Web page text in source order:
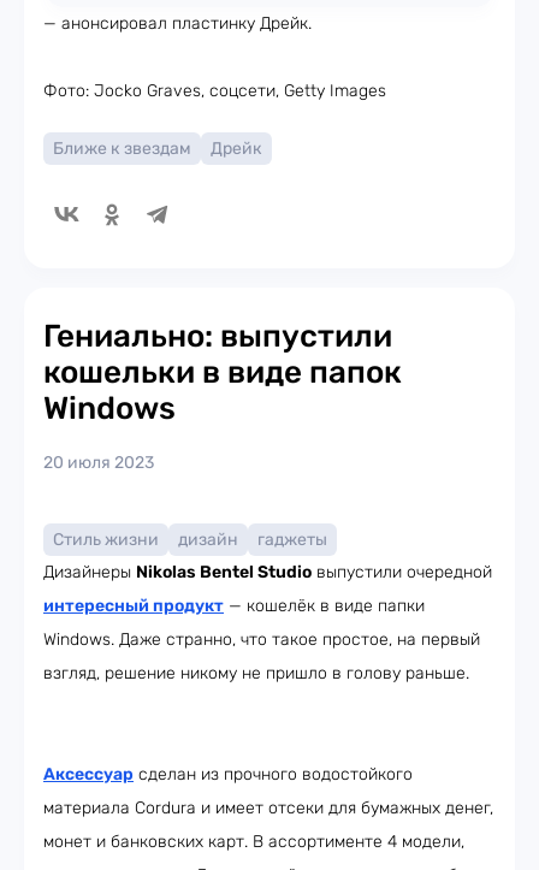
— анонсировал пластинку Дрейк.
Фото: Jocko Graves, соцсети, Getty Images
Ближе к звездам Дрейк
Гениально: выпустили
кошельки в виде папок
Windows
20 июля 2023
Стиль жизни дизайн
гаджеты
Дизайнеры Nikolas Bentel Studio выпустили очередной
интересный продукт — кошелёк в виде папки
Windows. Даже странно, что такое простое, на первый
взгляд, решение никому не пришло в голову раньше.
Аксессуар сделан из прочного водостойкого
материала Cordura и имеет отсеки для бумажных денег,
монет и банковских карт. В ассортименте 4 модели,